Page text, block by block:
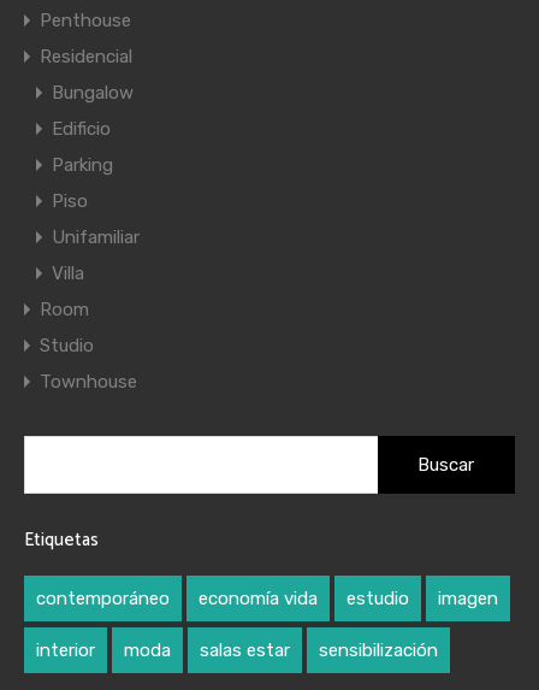
Penthouse
Residencial
Bungalow
Edificio
Parking
Piso
Unifamiliar
Villa
Room
Studio
Townhouse
Etiquetas
contemporáneo economía vida estudio imagen
interior moda salas estar sensibilización